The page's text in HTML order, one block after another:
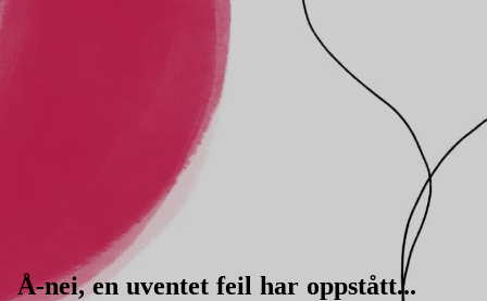
Å-nei, en uventet feil har oppstått...